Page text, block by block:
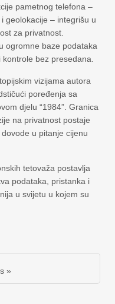
pametnog telefona –
geolokacije – integrišu u
za privatnost.
ogromne baze podataka
bez presedana.
vizijama autora
poređenja sa
djelu “1984”. Granica
na privatnost postaje
u pitanje cijenu
tetovaža postavlja
podataka, pristanka i
u svijetu u kojem su
»